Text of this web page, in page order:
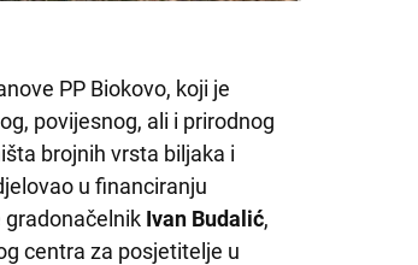
PP Biokovo, koji je
povijesnog, ali i prirodnog
brojnih vrsta biljaka i
u financiranju
Ivan Budalić,
centra za posjetitelje u